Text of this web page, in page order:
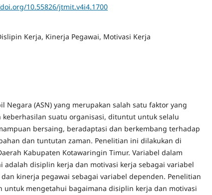
10.55826/jtmit.v4i4.1700
Kerja, Kinerja Pegawai, Motivasi Kerja
Negara (ASN) yang merupakan salah satu faktor yang
keberhasilan suatu organisasi, dituntut untuk selalu
bersaing, beradaptasi dan berkembang terhadap
dan tuntutan zaman. Penelitian ini dilakukan di
Kabupaten Kotawaringin Timur. Variabel dalam
adalah disiplin kerja dan motivasi kerja sebagai variabel
kinerja pegawai sebagai variabel dependen. Penelitian
untuk mengetahui bagaimana disiplin kerja dan motivasi